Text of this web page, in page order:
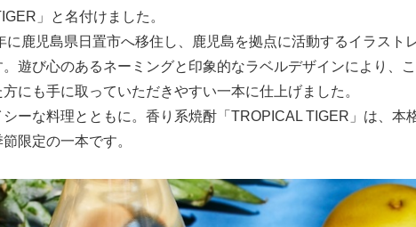
」と名付けました。
鹿児島県日置市へ移住し、鹿児島を拠点に活動するイラスト
遊び心のあるネーミングと印象的なラベルデザインにより、
にも手に取っていただきやすい一本に仕上げました。
ーな料理とともに。香り系焼酎「TROPICAL TIGER」は、本
限定の一本です。
Japanese